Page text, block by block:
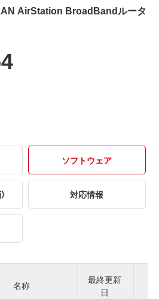
AirStation BroadBandルータ
ソフトウェア
対応情報
名称
最終更新
日
ジ